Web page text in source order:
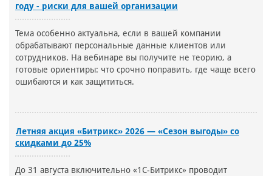
году - риски для вашей организации
Тема особенно актуальна, если в вашей компании
обрабатывают персональные данные клиентов или
сотрудников. На вебинаре вы получите не теорию, а
готовые ориентиры: что срочно поправить, где чаще всего
ошибаются и как защититься.
Летняя акция «Битрикс» 2026 — «Сезон выгоды» со
скидками до 25%
До 31 августа включительно «1С-Битрикс» проводит